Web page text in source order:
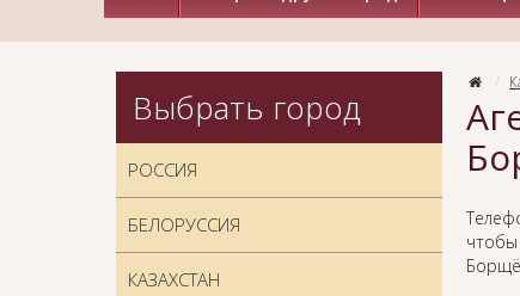
чтобы
Выбрать город
РОССИЯ
БЕЛОРУССИЯ
КАЗАХСТАН